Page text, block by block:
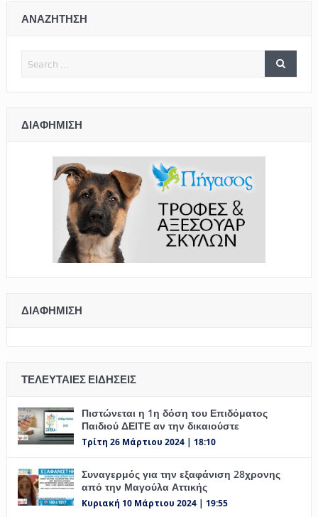
ΑΝΑΖΗΤΗΣΗ
ΔΙΑΦΉΜΙΣΗ
ΔΙΑΦΉΜΙΣΗ
ΤΕΛΕΥΤΑΊΕΣ ΕΙΔΉΣΕΙΣ
Πιστώνεται η 1η δόση του Επιδόματος
Παιδιού ΔΕΙΤΕ αν την δικαιούστε
Τρίτη 26 Μάρτιου 2024 | 18:10
Συναγερμός για την εξαφάνιση 28χρονης
από την Μαγούλα Αττικής
Κυριακή 10 Μάρτιου 2024 | 19:55